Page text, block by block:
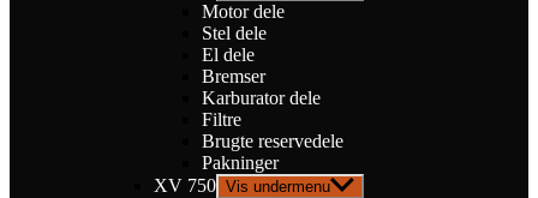
Motor dele
Stel dele
El dele
Bremser
Karburator dele
Filtre
Brugte reservedele
Pakninger
XV 750 Vis undermenu